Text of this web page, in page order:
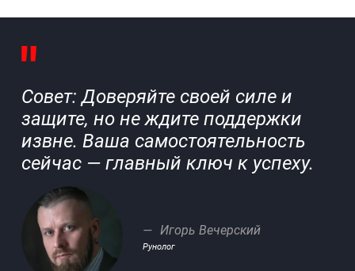
Совет: Доверяйте своей силе и
защите, но не ждите поддержки
извне. Ваша самостоятельность
сейчас — главный ключ к успеху.
Игорь Вечерский
Рунолог